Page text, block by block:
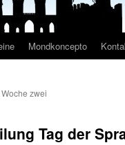
Mondkoncepto
zwei
Tag der